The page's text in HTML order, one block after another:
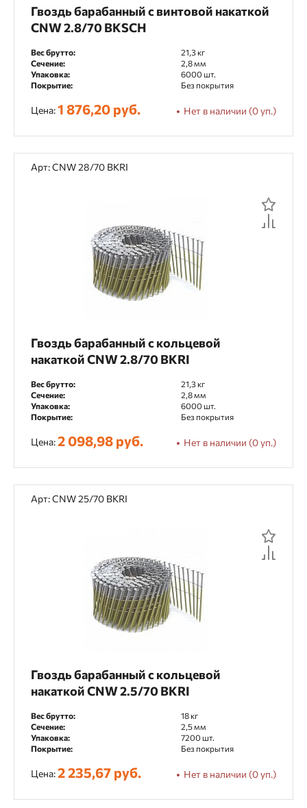
Гвоздь барабанный с винтовой накаткой
CNW 2.8/70 BKSCH
Вес брутто:
21,3 кг
Сечение:
2,8 мм
Упаковка:
6000 шт.
Покрытие:
Без покрытия
Цена:1 876,20 руб. Нет в наличии (0 уп.)
Арт: CNW 28/70 BKRI
Гвоздь барабанный с кольцевой
накаткой CNW 2.8/70 BKRI
Вес брутто:
21,3 кг
Сечение:
2,8 мм
Упаковка:
6000 шт.
Покрытие:
Без покрытия
Цена:2 098,98 руб. Нет в наличии (0 уп.)
Арт: CNW 25/70 BKRI
Гвоздь барабанный с кольцевой
накаткой CNW 2.5/70 BKRI
Вес брутто:
18 кг
Сечение:
2,5 мм
Упаковка:
7200 шт.
Покрытие:
Без покрытия
Цена:2 235,67 руб. Нет в наличии (0 уп.)